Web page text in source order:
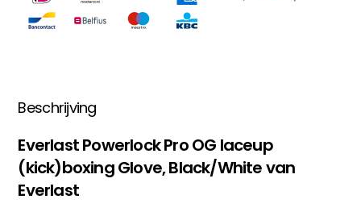
Beschrijving
Everlast Powerlock Pro OG laceup
(kick)boxing Glove, Black/White van
Everlast